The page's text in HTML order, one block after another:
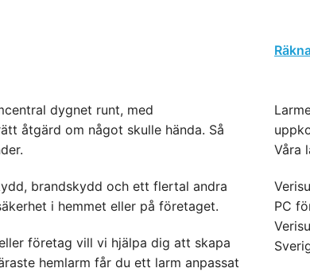
dygnet runt, med
åtgärd om något skulle hända. Så
brandskydd och ett flertal andra
i hemmet eller på företaget.
företag vill vi hjälpa dig att skapa
hemlarm får du ett larm anpassat
Våra
PC